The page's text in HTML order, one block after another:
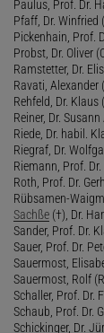
Paulus, Prof. Dr.
Pfaff, Dr. Winfried
Pickenhain, Prof.
Probst, Dr. Oliver
Ramstetter, Dr.
Ravati, Alexander
Rehfeld, Dr. Klaus
Reiner, Dr.
Riede, Dr. habil.
Riegraf, Dr.
Riemann, Prof. Dr.
Roth, Prof. Dr.
Rübsamen-
Sachße (†), Dr.
Sander, Prof. Dr.
Sauer, Prof. Dr.
Sauermost,
Sauermost, Rolf
Schaller, Prof. Dr.
Schaub, Prof. Dr.
Schickinger, Dr.